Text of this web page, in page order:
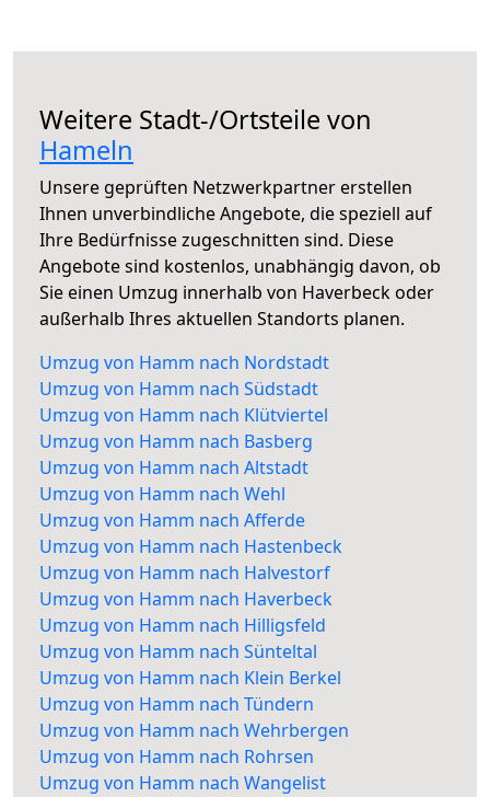
Weitere Stadt-/Ortsteile von
Hameln
Unsere geprüften Netzwerkpartner erstellen
Ihnen unverbindliche Angebote, die speziell auf
Ihre Bedürfnisse zugeschnitten sind. Diese
Angebote sind kostenlos, unabhängig davon, ob
Sie einen Umzug innerhalb von Haverbeck oder
außerhalb Ihres aktuellen Standorts planen.
Umzug von Hamm nach Nordstadt
Umzug von Hamm nach Südstadt
Umzug von Hamm nach Klütviertel
Umzug von Hamm nach Basberg
Umzug von Hamm nach Altstadt
Umzug von Hamm nach Wehl
Umzug von Hamm nach Afferde
Umzug von Hamm nach Hastenbeck
Umzug von Hamm nach Halvestorf
Umzug von Hamm nach Haverbeck
Umzug von Hamm nach Hilligsfeld
Umzug von Hamm nach Sünteltal
Umzug von Hamm nach Klein Berkel
Umzug von Hamm nach Tündern
Umzug von Hamm nach Wehrbergen
Umzug von Hamm nach Rohrsen
Umzug von Hamm nach Wangelist